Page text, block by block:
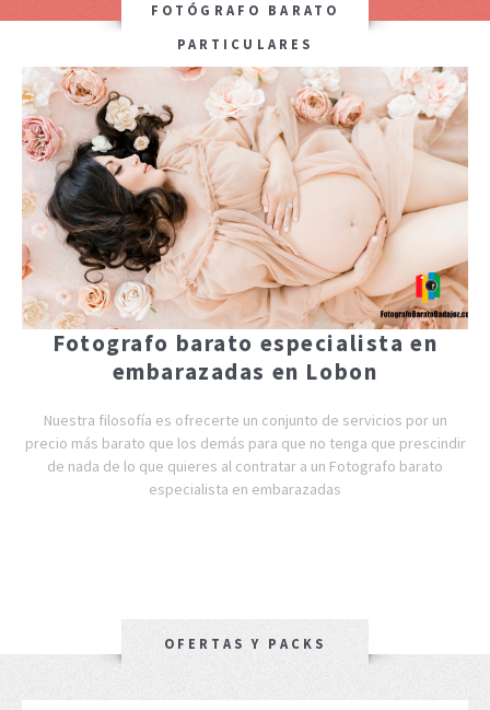
FOTÓGRAFO BARATO
PARTICULARES
Fotografo barato especialista en
embarazadas en Lobon
Nuestra filosofía es ofrecerte un conjunto de servicios por un
precio más barato que los demás para que no tenga que prescindir
de nada de lo que quieres al contratar a un Fotografo barato
especialista en embarazadas
OFERTAS Y PACKS